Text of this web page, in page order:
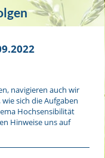
navigieren auch wir
sich die Aufgaben
Hochsensibilität
Hinweise uns auf